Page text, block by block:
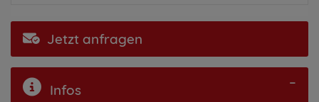
Jetzt anfragen
Infos